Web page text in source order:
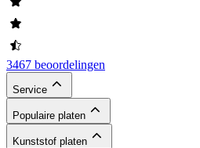
3467 beoordelingen
Service
Populaire platen
Kunststof platen